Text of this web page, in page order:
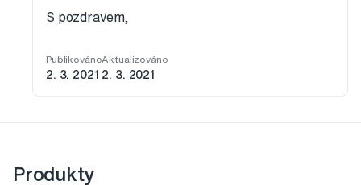
S pozdravem,
Publikováno
2. 3. 2021
Aktualizováno
2. 3. 2021
Produkty